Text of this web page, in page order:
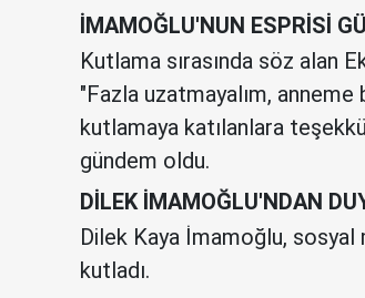
İMAMOĞLU'NUN ESPRİSİ
Kutlama sırasında söz alan
"Fazla uzatmayalım,
kutlamaya katılanlara
gündem oldu.
DİLEK İMAMOĞLU'NDAN
Dilek Kaya İmamoğlu, sosyal
kutladı.